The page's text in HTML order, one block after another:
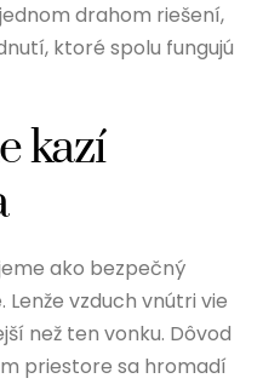
drahom riešení,
ktoré spolu fungujú
kazí
ako bezpečný
vzduch vnútri vie
než ten vonku. Dôvod
priestore sa hromadí